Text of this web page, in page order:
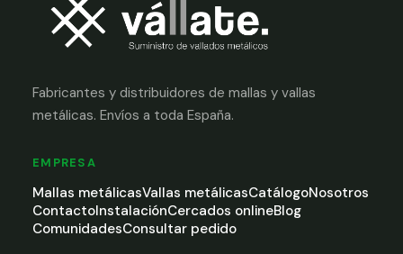
Fabricantes y distribuidores de mallas y vallas
metálicas. Envíos a toda España.
EMPRESA
Mallas metálicasVallas metálicasCatálogoNosotros
ContactoInstalaciónCercados onlineBlog
ComunidadesConsultar pedido